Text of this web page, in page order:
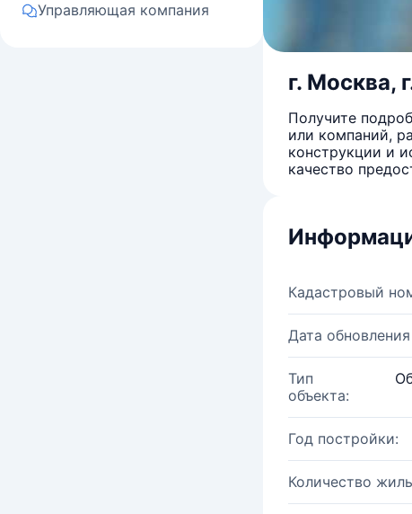
Управляющая компания
г. Москва,
Получите
или компаний,
конструкции и
качество
Кадастровый
Дата
Тип
объекта:
Год постройки:
Количество